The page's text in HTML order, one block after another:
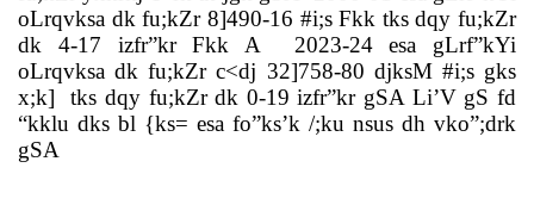
oLrqvksa dk fu;kZr 8]490-16 #i;s Fkk tks dqy fu;kZr
dk 4-17 izfr”kr Fkk A
2023-24 esa gLrf”kYi
oLrqvksa dk fu;kZr c<dj 32]758-80 djksM #i;s gks
x;k]
tks dqy fu;kZr dk 0-19 izfr”kr gSA Li’V gS fd
“kklu dks bl {ks= esa fo”ks’k /;ku nsus dh vko”;drk
gSA